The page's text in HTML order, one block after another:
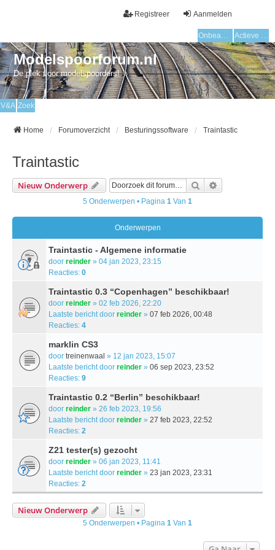
Aanmelden
Registreer
Onbeantwoorde onderwerpen Actieve onderwerpen
Modelspoorforum.nl
De plek voor modelspoorders!
V&A Zoek
Home Forumoverzicht Besturingssoftware Traintastic
Traintastic
Nieuw Onderwerp Zoek
5 Onderwerpen • Pagina 1 Van 1
Onderwerpen
Traintastic - Algemene informatie
door reinder » 04 jan 2023, 23:15
Reacties: 0
Traintastic 0.3 “Copenhagen” beschikbaar!
door reinder » 02 feb 2026, 22:20
Laatste bericht door reinder » 07 feb 2026, 00:48
Reacties: 4
marklin CS3
door treinenwaal » 12 jan 2023, 15:07
Laatste bericht door reinder » 06 sep 2023, 23:52
Reacties: 9
Traintastic 0.2 “Berlin” beschikbaar!
door reinder » 26 feb 2023, 19:56
Laatste bericht door reinder » 27 feb 2023, 22:52
Reacties: 2
Z21 tester(s) gezocht
door reinder » 06 jan 2023, 11:41
Laatste bericht door reinder » 23 jan 2023, 23:31
Reacties: 2
Nieuw Onderwerp
5 Onderwerpen • Pagina 1 Van 1